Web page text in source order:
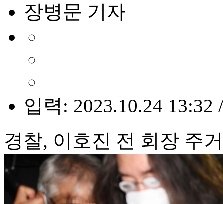
장병문 기자
입력: 2023.10.24 13:32
경찰, 이호진 전 회장 주